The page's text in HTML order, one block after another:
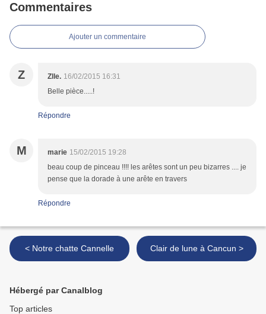
Commentaires
Ajouter un commentaire
Z Zlle. 16/02/2015 16:31
Belle pièce.....!
Répondre
M marie 15/02/2015 19:28
beau coup de pinceau !!!! les arêtes sont un peu bizarres .... je
pense que la dorade à une arête en travers
Répondre
< Notre chatte Cannelle Clair de lune à Cancun >
Hébergé par Canalblog
Top articles